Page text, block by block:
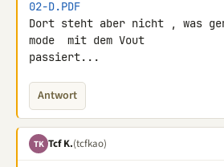
02-D.PDF
Dort steht aber nicht , was
mode  mit dem Vout
passiert...
Antwort
TK Tcf K.(tcfkao)